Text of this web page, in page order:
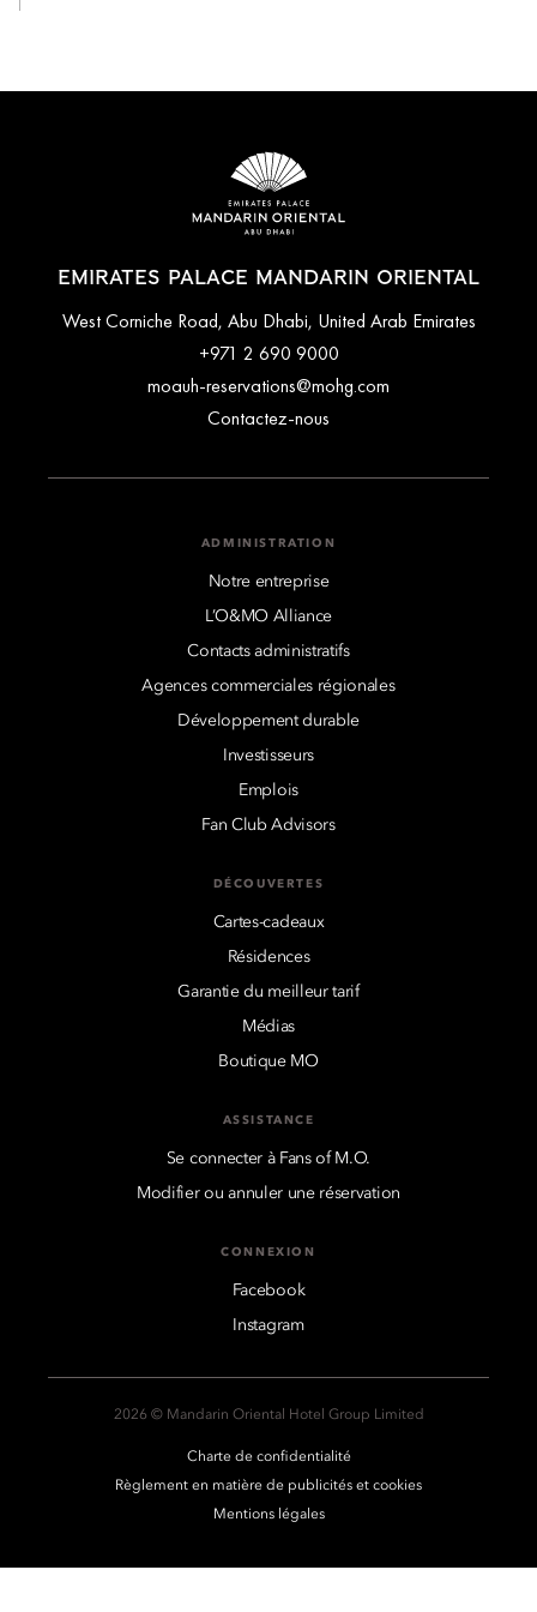
EMIRATES PALACE MANDARIN ORIENTAL
West Corniche Road, Abu Dhabi, United Arab Emirates
+971 2 690 9000
moauh-reservations@mohg.com
Contactez-nous
ADMINISTRATION
Notre entreprise
L’O&MO Alliance
Contacts administratifs
Agences commerciales régionales
Développement durable
Investisseurs
Emplois
Fan Club Advisors
DÉCOUVERTES
Cartes-cadeaux
Résidences
Garantie du meilleur tarif
Médias
Boutique MO
ASSISTANCE
Se connecter à Fans of M.O.
Modifier ou annuler une réservation
CONNEXION
Facebook
Instagram
2026 © Mandarin Oriental Hotel Group Limited
Charte de confidentialité
Règlement en matière de publicités et cookies
Mentions légales